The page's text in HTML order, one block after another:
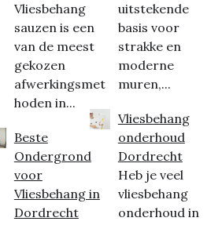
Vliesbehang
sauzen is een
van de meest
gekozen
afwerkingsmet
hoden in...
Beste
Ondergrond
voor
Vliesbehang in
Dordrecht
uitstekende
basis voor
strakke en
moderne
muren,...
Vliesbehang
onderhoud
Dordrecht
Heb je veel
vliesbehang
onderhoud in